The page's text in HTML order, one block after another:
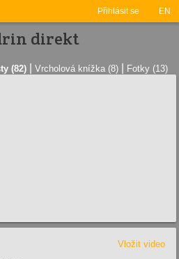
Přihlásit se EN
direkt
(82) Vrcholová knížka (8) Fotky (13)
Vložit video